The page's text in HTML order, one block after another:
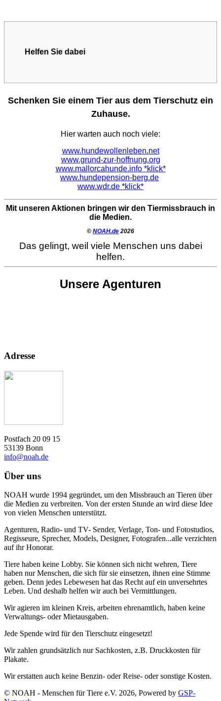
Helfen Sie dabei
Schenken Sie einem Tier aus dem Tierschutz ein
Zuhause.
Hier warten auch noch viele:
www.hundewollenleben.net
www.grund-zur-hoffnung.org
www.mallorcahunde.info *klick*
www.hundepension-berg.de
www.wdr.de *klick*
Mit unseren Aktionen bringen wir den Tiermissbrauch in
die Medien.
© NOAH.de 2026
Das gelingt, weil viele Menschen uns dabei
helfen.
Unsere Agenturen
Adresse
Postfach 20 09 15
53139 Bonn
info@noah.de
Über uns
NOAH wurde 1994 gegründet, um den Missbrauch an Tieren über
die Medien zu verbreiten. Von der ersten Stunde an wird diese Idee
von vielen Menschen unterstützt.
Agenturen, Radio- und TV- Sender, Verlage, Ton- und Fotostudios,
Regisseure, Sprecher, Models, Designer, Fotografen...alle verzichten
auf ihr Honorar.
Tiere haben keine Lobby. Sie können sich nicht wehren, Tiere
haben nur Menschen, die sich für sie einsetzen, ihnen eine Stimme
geben. Denn jedes Lebewesen hat das Recht auf ein unversehrtes
Leben. Und deshalb helfen wir auch bei Vermittlungen.
Wir agieren im kleinen Kreis, arbeiten ehrenamtlich, haben keine
Verwaltungs- oder Mietausgaben.
Jede Spende wird für den Tierschutz eingesetzt!
Wir zahlen grundsätzlich nur Sachkosten, z.B. Druckkosten für
Plakate.
Wir erstatten auch keine Benzin- oder Reise- oder sonstige Kosten.
© NOAH - Menschen für Tiere e.V. 2026, Powered by GSP-